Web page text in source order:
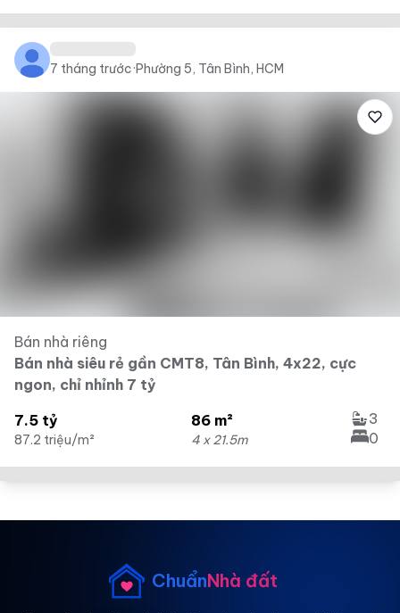
7 tháng trước·Phường 5, Tân Bình, HCM
Bán nhà riêng
Bán nhà siêu rẻ gần CMT8, Tân Bình, 4x22, cực
ngon, chỉ nhỉnh 7 tỷ
7.5 tỷ
87.2 triệu/m²
86 m²
4 x 21.5m
3
0
ChuẩnNhà đất